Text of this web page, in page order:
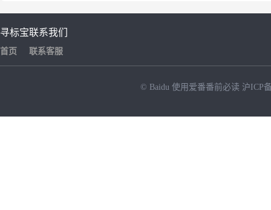
寻标宝
首页
联系我们
联系客服
© Baidu 使用爱番番前必读 沪ICP